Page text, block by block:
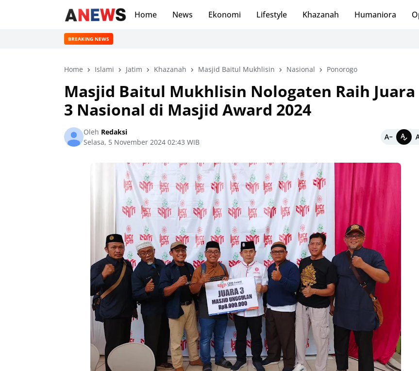
Home News Ekonomi Lifestyle Khazanah Humaniora
BREAKING NEWS
Home Islami Jatim Khazanah Masjid Baitul Mukhlisin Nasional Ponorogo
Masjid Baitul Mukhlisin Nologaten Raih Juara
3 Nasional di Masjid Award 2024
Oleh Redaksi
Selasa, 5 November 2024 02:43 WIB